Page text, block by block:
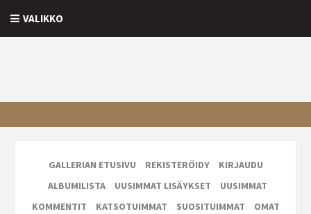
VALIKKO
GALLERIAN ETUSIVU REKISTERÖIDY
KIRJAUDU
ALBUMILISTA
UUSIMMAT LISÄYKSET
UUSIMMAT
KOMMENTIT
KATSOTUIMMAT SUOSITUIMMAT
OMAT